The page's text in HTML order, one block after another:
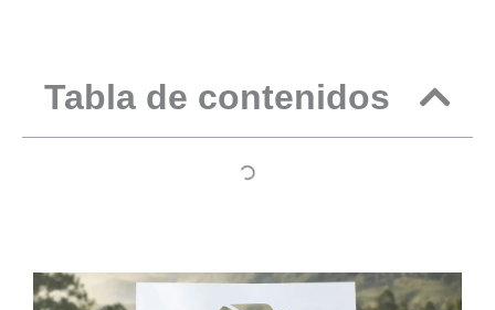
Tabla de contenidos